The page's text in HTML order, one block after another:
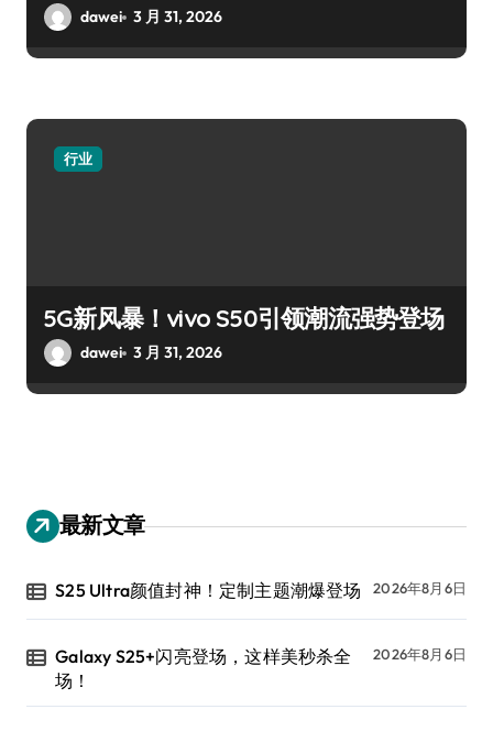
dawei 3 月 31, 2026
行业
5G新风暴！vivo S50引领潮流强势登场
dawei 3 月 31, 2026
最新文章
S25 Ultra颜值封神！定制主题潮爆登场 2026年8月6日
Galaxy S25+闪亮登场，这样美秒杀全
场！
2026年8月6日